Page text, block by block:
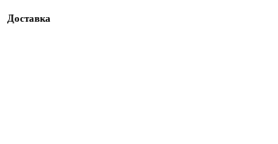
Доставка